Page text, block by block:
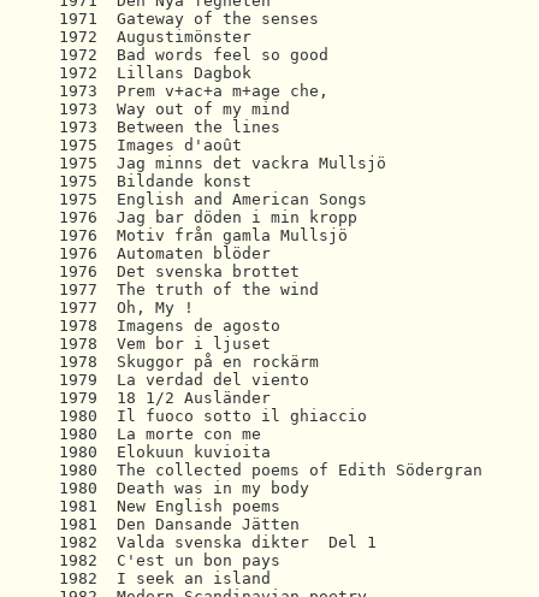
1971  Gateway of the senses
1972  Augustimönster
1972  Bad words feel so good
1972  Lillans Dagbok
1973  Prem v+ac+a m+age che,
1973  Way out of my mind
1973  Between the lines
1975  Images d'août
1975  Jag minns det vackra Mullsjö
1975  Bildande konst
1975  English and American Songs
1976  Jag bar döden i min kropp
1976  Motiv från gamla Mullsjö
1976  Automaten blöder
1976  Det svenska brottet
1977  The truth of the wind
1977  Oh, My !
1978  Imagens de agosto
1978  Vem bor i ljuset
1978  Skuggor på en rockärm
1979  La verdad del viento
1979  18 1/2 Ausländer
1980  Il fuoco sotto il ghiaccio
1980  La morte con me
1980  Elokuun kuvioita
1980  The collected poems of Edith Södergran
1980  Death was in my body
1981  New English poems
1981  Den Dansande Jätten
1982  Valda svenska dikter  Del 1
1982  C'est un bon pays
1982  I seek an island